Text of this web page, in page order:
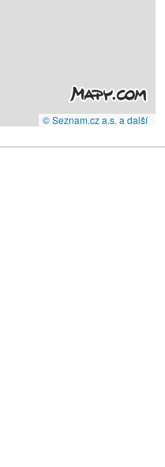
© Seznam.cz a.s. a další